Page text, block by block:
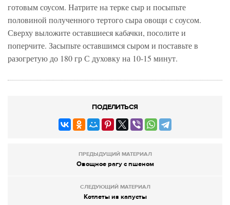
готовым соусом. Натрите на терке сыр и посыпьте
половиной полученного тертого сыра овощи с соусом.
Сверху выложите оставшиеся кабачки, посолите и
поперчите. Засыпьте оставшимся сыром и поставьте в
разогретую до 180 гр С духовку на 10-15 минут.
ПОДЕЛИТЬСЯ
ПРЕДЫДУЩИЙ МАТЕРИАЛ
Овощное рагу с пшеном
СЛЕДУЮЩИЙ МАТЕРИАЛ
Котлеты из капусты